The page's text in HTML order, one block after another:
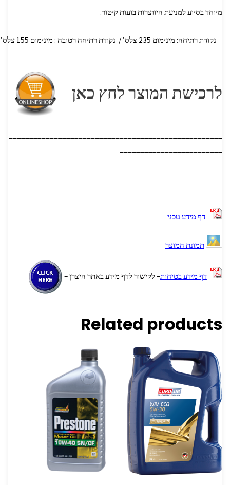
מיוחד בסיוע למניעת היווצרות בועות קיטור.
נקודת רתיחה: מינימום 235 צלס’ / נקודת רתיחה רטובה : מינימום 155 צלס’
לרכישת המוצר לחץ כאן
דף מידע טכני
תמונת המוצר
דף מידע בטיחות– לקישור לדף מידע באתר היצרן –
Related products